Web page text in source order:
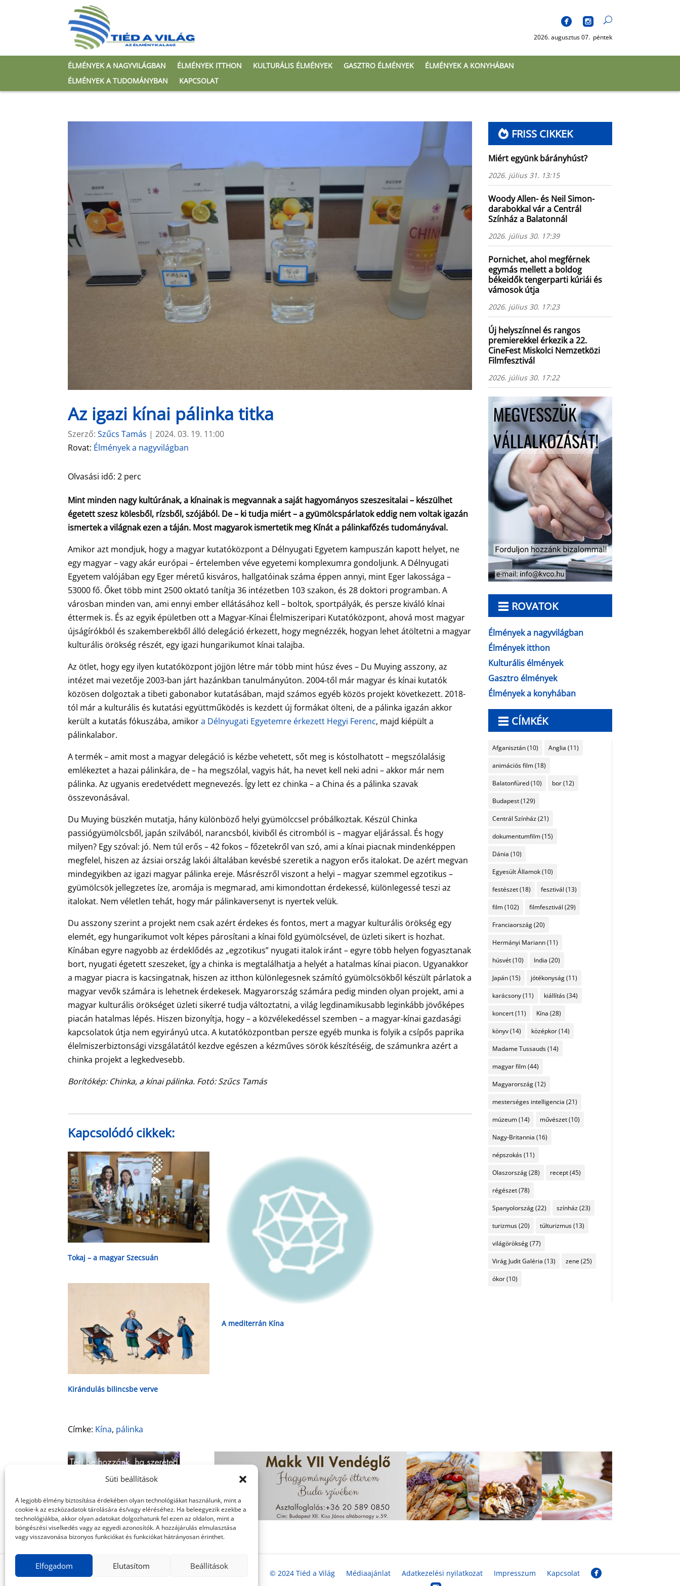
Süti beállítások
A legjobb élmény biztosítása érdekében olyan technológiákat használunk, mint a
cookie-k az eszközadatok tárolására és/vagy eléréséhez. Ha beleegyezik ezekbe a
technológiákba, akkor olyan adatokat dolgozhatunk fel ezen az oldalon, mint a
böngészési viselkedés vagy az egyedi azonosítók. A hozzájárulás elmulasztása
vagy visszavonása bizonyos funkciókat és funkciókat hátrányosan érinthet.
Elfogadom Elutasítom Beállítások
2026. augusztus 07. péntek
ÉLMÉNYEK A NAGYVILÁGBAN ÉLMÉNYEK ITTHON KULTURÁLIS ÉLMÉNYEK GASZTRO ÉLMÉNYEK
ÉLMÉNYEK A KONYHÁBAN
ÉLMÉNYEK A TUDOMÁNYBAN
KAPCSOLAT
Az igazi kínai pálinka titka
Szerző:Szűcs Tamás |2024. 03. 19. 11:00
Rovat: Élmények a nagyvilágban
Olvasási idő:2 perc
Mint minden nagy kultúrának, a kínainak is megvannak a saját hagyományos szeszesitalai – készülhet
égetett szesz kölesből, rízsből, szójából. De – ki tudja miért – a gyümölcspárlatok eddig nem voltak igazán
ismertek a világnak ezen a táján. Most magyarok ismertetik meg Kínát a pálinkafőzés tudományával.
Amikor azt mondjuk, hogy a magyar kutatóközpont a Délnyugati Egyetem kampuszán kapott helyet, ne
egy magyar – vagy akár európai – értelemben véve egyetemi komplexumra gondoljunk. A Délnyugati
Egyetem valójában egy Eger méretű kisváros, hallgatóinak száma éppen annyi, mint Eger lakossága –
53000 fő. Őket több mint 2500 oktató tanítja 36 intézetben 103 szakon, és 28 doktori programban. A
városban minden van, ami ennyi ember ellátásához kell – boltok, sportpályák, és persze kiváló kínai
éttermek is. És az egyik épületben ott a Magyar-Kínai Élelmiszeripari Kutatóközpont, ahová most magyar
újságírókból és szakemberekből álló delegáció érkezett, hogy megnézzék, hogyan lehet átöltetni a magyar
kulturális örökség részét, egy igazi hungarikumot kínai talajba.
Az ötlet, hogy egy ilyen kutatóközpont jöjjön létre már több mint húsz éves – Du Muying asszony, az
intézet mai vezetője 2003-ban járt hazánkban tanulmányúton. 2004-től már magyar és kínai kutatók
közösen dolgoztak a tibeti gabonabor kutatásában, majd számos egyéb közös projekt következett. 2018-
tól már a kulturális és kutatási együttműködés is kezdett új formákat ölteni, de a pálinka igazán akkor
került a kutatás fókuszába, amikora Délnyugati Egyetemre érkezett Hegyi Ferenc, majd kiépült a
pálinkalabor.
A termék – amit most a magyar delegáció is kézbe vehetett, sőt meg is kóstolhatott – megszólalásig
emlékeztet a hazai pálinkára, de – ha megszólal, vagyis hát, ha nevet kell neki adni – akkor már nem
pálinka. Az ugyanis eredetvédett megnevezés. Így lett ez chinka – a China és a pálinka szavak
összevonásával.
Du Muying büszkén mutatja, hány különböző helyi gyümölccsel próbálkoztak. Készül Chinka
passiógyümölcsből, japán szilvából, narancsból, kiviből és citromból is – magyar eljárással. És hogy
milyen? Egy szóval: jó. Nem túl erős – 42 fokos – főzetekről van szó, ami a kínai piacnak mindenképpen
megfelel, hiszen az ázsiai ország lakói általában kevésbé szeretik a nagyon erős italokat. De azért megvan
mindegyikben az igazi magyar pálinka ereje. Másrészről viszont a helyi – magyar szemmel egzotikus –
gyümölcsök jellegzetes íze, aromája is megmarad, ami kimondottan érdekessé, különlegessé teszi az
italokat. Nem véletlen tehát, hogy már pálinkaversenyt is nyertek velük.
Du asszony szerint a projekt nem csak azért érdekes és fontos, mert a magyar kulturális örökség egy
elemét, egy hungarikumot volt képes párosítani a kínai föld gyümölcsével, de üzleti sikert is hozhat.
Kínában egyre nagyobb az érdeklődés az „egzotikus” nyugati italok iránt – egyre több helyen fogyasztanak
bort, nyugati égetett szeszeket, így a chinka is megtalálhatja a helyét a hatalmas kínai piacon. Ugyanakkor
a magyar piacra is kacsingatnak, hiszen az itthon különlegesnek számító gyümölcsökből készült párlatok a
magyar vevők számára is lehetnek érdekesek. Magyarország számára pedig minden olyan projekt, ami a
magyar kulturális örökséget üzleti sikerré tudja változtatni, a világ legdinamikusabb leginkább jövőképes
piacán hatalmas lépés. Hiszen bizonyítja, hogy – a közvélekedéssel szemben – a magyar-kínai gazdasági
kapcsolatok útja nem egyirányú utca. A kutatóközpontban persze egyéb munka is folyik a csípős paprika
élelmiszerbiztonsági vizsgálatától kezdve egészen a kézműves sörök készítéséig, de számunkra azért a
chinka projekt a legkedvesebb.
Borítókép: Chinka, a kínai pálinka. Fotó: Szűcs Tamás
Kapcsolódó cikkek:
Tokaj – a magyar Szecsuán
A mediterrán Kína
Kirándulás bilincsbe verve
Címke: Kína, pálinka
FRISS CIKKEK
Miért együnk bárányhúst?
2026. július 31. 13:15
Woody Allen- és Neil Simon-
darabokkal vár a Centrál
Színház a Balatonnál
2026. július 30. 17:39
Pornichet, ahol megférnek
egymás mellett a boldog
békeidők tengerparti kúriái és
vámosok útja
2026. július 30. 17:23
Új helyszínnel és rangos
premierekkel érkezik a 22.
CineFest Miskolci Nemzetközi
Filmfesztivál
2026. július 30. 17:22
ROVATOK
Élmények a nagyvilágban
Élmények itthon
Kulturális élmények
Gasztro élmények
Élmények a konyhában
CÍMKÉK
Afganisztán(10) Anglia (11)
animációs film(18)
Balatonfüred(10) bor(12)
Budapest(129)
Centrál Színház(21)
dokumentumfilm(15)
Dánia (10)
Egyesült Államok(10)
festészet(18) fesztivál (13)
film(102) filmfesztivál (29)
Franciaország(20)
Hermányi Mariann(11)
húsvét(10) India (20)
Japán(15) jótékonyság(11)
karácsony(11) kiállítás(34)
koncert(11) Kína (28)
könyv(14) középkor(14)
Madame Tussauds(14)
magyar film(44)
Magyarország(12)
mesterséges intelligencia (21)
múzeum(14) művészet(10)
Nagy-Britannia (16)
népszokás(11)
Olaszország(28) recept(45)
régészet(78)
Spanyolország(22) színház(23)
turizmus(20) túlturizmus(13)
világörökség(77)
Virág Judit Galéria (13) zene (25)
ókor(10)
© 2024 Tiéd a Világ Médiaajánlat Adatkezelési nyilatkozat Impresszum Kapcsolat